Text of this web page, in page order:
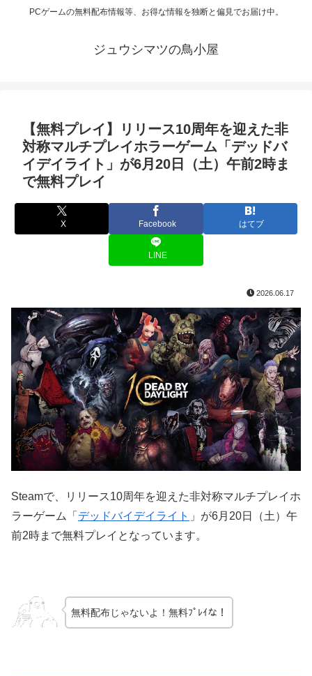
PCゲームの無料配布情報等、お得な情報を独断と偏見でお届け中。
ジュウシマツの鳥小屋
【無料プレイ】リリース10周年を迎えた非
対称マルチプレイホラーゲーム「デッドバ
イデイライト」が6月20日（土）午前2時ま
で無料プレイ
X Facebook はてブ
LINE
2026.06.17
Steamで、リリース10周年を迎えた非対称マルチプレイホ
ラーゲーム「 デッドバイデイライト 」が6月20日（土）午
前2時まで無料プレイとなっています。
無料配布じゃないよ！無料ﾌﾟﾚｲな！